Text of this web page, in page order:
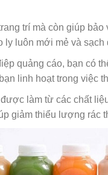
trí mà còn giúp
ly luôn mới mẻ và sạch
quảng cáo, bạn có
linh hoạt trong việc
làm từ các chất
giảm thiểu lượng rác